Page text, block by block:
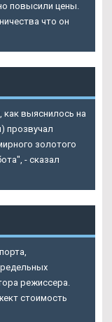
повысили цены.
что он
выяснилось на
прозвучал
золотого
- сказал
режиссера.
стоимость